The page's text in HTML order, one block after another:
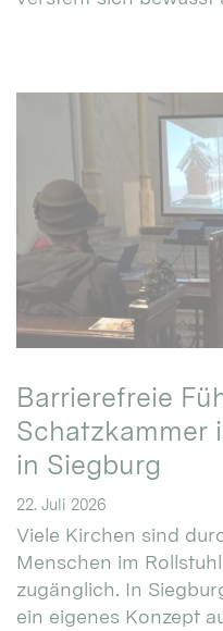
Barrierefreie
Schatzkammer
in Siegburg
22. Juli 2026
Viele Kirchen sind
Menschen im
zugänglich. In
ein eigenes Konzept